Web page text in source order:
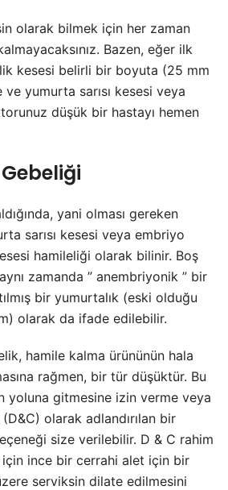
olarak bilmek için her zaman
Bazen, eğer ilk
kesesi belirli bir boyuta (25 mm
yumurta sarısı kesesi veya
düşük bir hastayı hemen
yani olması gereken
sarısı kesesi veya embriyo
hamileliği olarak bilinir. Boş
zamanda ” anembriyonik ” bir
bir yumurtalık (eski olduğu
olarak da ifade edilebilir.
hamile kalma ürününün hala
rağmen, bir tür düşüktür. Bu
yoluna gitmesine izin verme veya
olarak adlandırılan bir
size verilebilir. D & C rahim
için ince bir cerrahi alet için bir
serviksin dilate edilmesini